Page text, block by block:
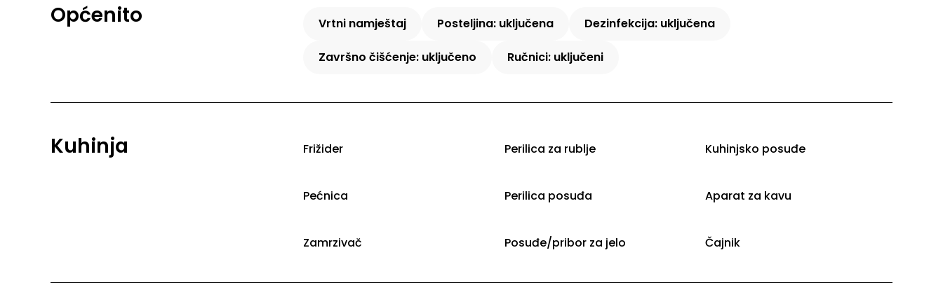
Općenito Vrtni namještaj Posteljina: uključena Dezinfekcija: uključena
Završno čišćenje: uključeno Ručnici: uključeni
Kuhinja Frižider Perilica za rublje Kuhinjsko posuđe
Pećnica Perilica posuđa Aparat za kavu
Zamrzivač Posuđe/pribor za jelo Čajnik